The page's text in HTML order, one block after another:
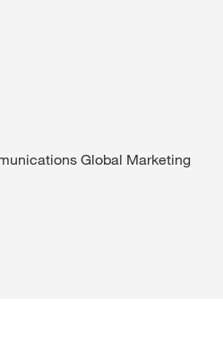
Global Marketing